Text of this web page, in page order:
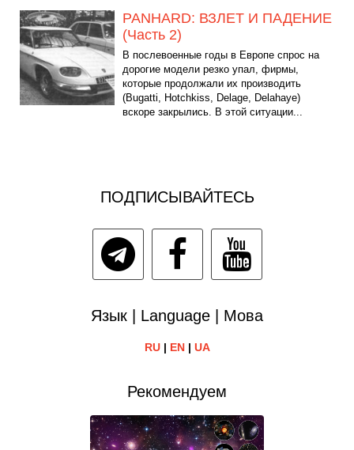
PANHARD: ВЗЛЕТ И ПАДЕНИЕ
(Часть 2)
В послевоенные годы в Европе спрос на
дорогие модели резко упал, фирмы,
которые продолжали их производить
(Bugatti, Hotchkiss, Delage, Delahaye)
вскоре закрылись. В этой ситуации...
ПОДПИСЫВАЙТЕСЬ
Язык | Language | Мова
RU| EN| UA
Рекомендуем